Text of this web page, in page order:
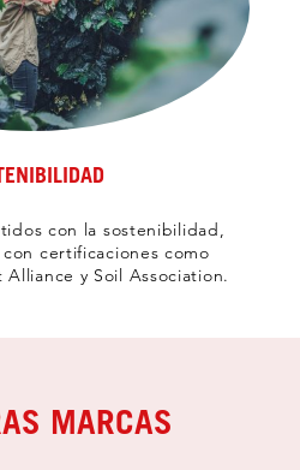
con la sostenibilidad,
certificaciones como
Alliance y Soil Association.
MARCAS